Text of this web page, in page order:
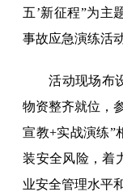
五’新征程”为主
事故应急演练活动
活动现场布
物资整齐就位，
宣教+实战演练”
装安全风险，着
业安全管理水平